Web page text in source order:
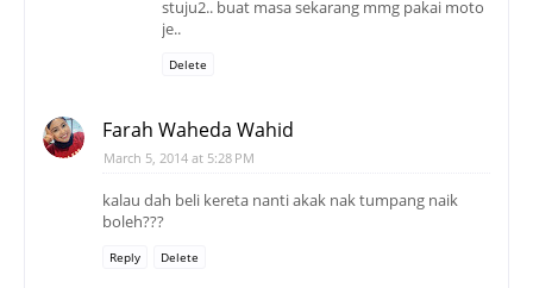
stuju2.. buat masa sekarang mmg pakai moto
je..
Delete
Farah Waheda Wahid
March 5, 2014 at 5:28 PM
kalau dah beli kereta nanti akak nak tumpang naik
boleh???
Reply Delete